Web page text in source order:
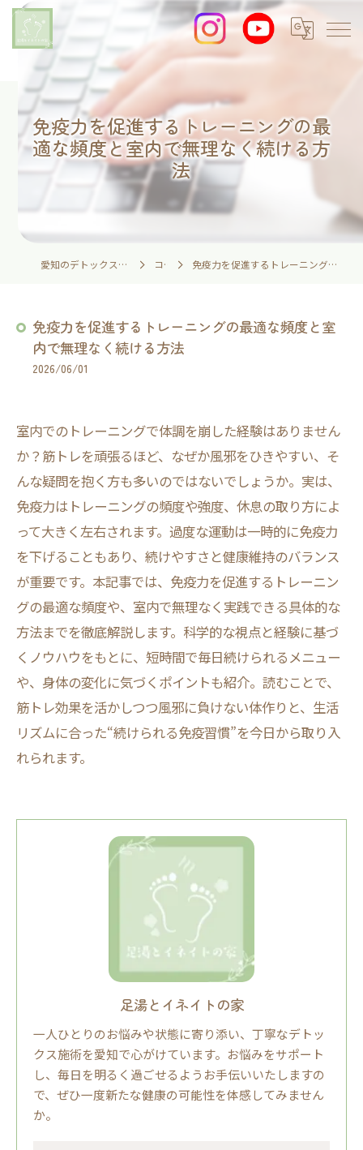
免疫力を促進するトレーニングの最
適な頻度と室内で無理なく続ける方
法
愛知のデトックスなら足湯とイネイトの家 コラム 免疫力を促進するトレーニングの最適な頻度と室内で無理なく続ける方法
免疫力を促進するトレーニングの最適な頻度と室
内で無理なく続ける方法
2026/06/01
室内でのトレーニングで体調を崩した経験はありません
か？筋トレを頑張るほど、なぜか風邪をひきやすい、そ
んな疑問を抱く方も多いのではないでしょうか。実は、
免疫力はトレーニングの頻度や強度、休息の取り方によ
って大きく左右されます。過度な運動は一時的に免疫力
を下げることもあり、続けやすさと健康維持のバランス
が重要です。本記事では、免疫力を促進するトレーニン
グの最適な頻度や、室内で無理なく実践できる具体的な
方法までを徹底解説します。科学的な視点と経験に基づ
くノウハウをもとに、短時間で毎日続けられるメニュー
や、身体の変化に気づくポイントも紹介。読むことで、
筋トレ効果を活かしつつ風邪に負けない体作りと、生活
リズムに合った“続けられる免疫習慣”を今日から取り入
れられます。
足湯とイネイトの家
一人ひとりのお悩みや状態に寄り添い、丁寧なデトッ
クス施術を愛知で心がけています。お悩みをサポート
し、毎日を明るく過ごせるようお手伝いいたしますの
で、ぜひ一度新たな健康の可能性を体感してみません
か。